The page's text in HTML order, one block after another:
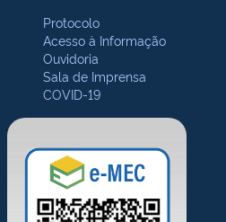
Protocolo
Acesso à Informação
Ouvidoria
Sala de Imprensa
COVID-19